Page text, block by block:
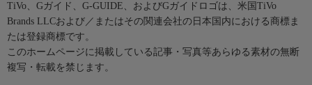
TiVo、Gガイド、G-GUIDE、およびGガイドロゴは、米国TiVo
Brands LLCおよび／またはその関連会社の日本国内における商標ま
たは登録商標です。
このホームページに掲載している記事・写真等あらゆる素材の無断
複写・転載を禁じます。